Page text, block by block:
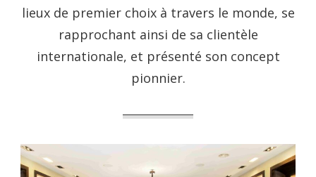
lieux de premier choix à travers le monde, se
rapprochant ainsi de sa clientèle
internationale, et présenté son concept
pionnier.